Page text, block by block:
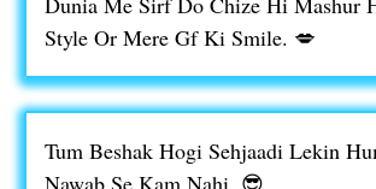
Style Or Mere Gf Ki Smile. 💋
Tum Beshak Hogi Sehjaadi Lekin